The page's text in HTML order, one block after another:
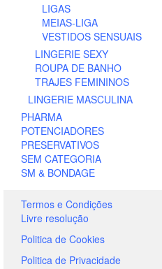
LIGAS
MEIAS-LIGA
VESTIDOS SENSUAIS
LINGERIE SEXY
ROUPA DE BANHO
TRAJES FEMININOS
LINGERIE MASCULINA
PHARMA
POTENCIADORES
PRESERVATIVOS
SEM CATEGORIA
SM & BONDAGE
Termos e Condições
Livre resolução
Politica de Cookies
Politica de Privacidade